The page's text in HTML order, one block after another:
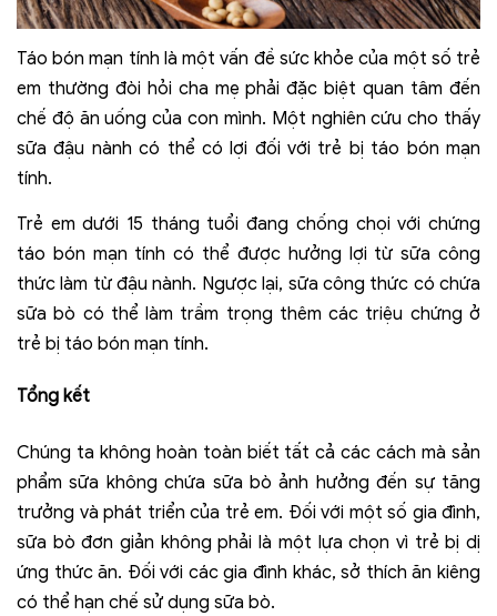
Táo bón mạn tính là một vấn đề sức khỏe của một số trẻ
em thường đòi hỏi cha mẹ phải đặc biệt quan tâm đến
chế độ ăn uống của con mình. Một nghiên cứu cho thấy
sữa đậu nành có thể có lợi đối với trẻ bị táo bón mạn
tính.
Trẻ em dưới 15 tháng tuổi đang chống chọi với chứng
táo bón mạn tính có thể được hưởng lợi từ sữa công
thức làm từ đậu nành. Ngược lại, sữa công thức có chứa
sữa bò có thể làm trầm trọng thêm các triệu chứng ở
trẻ bị táo bón mạn tính.
Tổng kết
Chúng ta không hoàn toàn biết tất cả các cách mà sản
phẩm sữa không chứa sữa bò ảnh hưởng đến sự tăng
trưởng và phát triển của trẻ em. Đối với một số gia đình,
sữa bò đơn giản không phải là một lựa chọn vì trẻ bị dị
ứng thức ăn. Đối với các gia đình khác, sở thích ăn kiêng
có thể hạn chế sử dụng sữa bò.